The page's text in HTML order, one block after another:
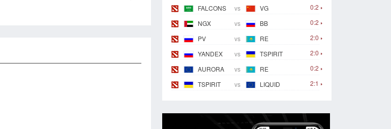
0:2
FALCONS vs
VG
0:2
NGX vs
BB
2:0
PV vs
RE
2:0
YANDEX vs
TSPIRIT
0:2
AURORA vs
RE
2:1
TSPIRIT vs LIQUID